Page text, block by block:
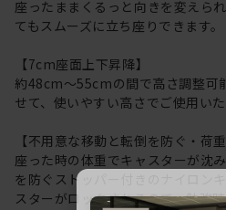
座ったままくるっと向きを変えら
てもスムーズに立ち座りできます。
【7cm座面上下昇降】
約48cm～55cmの間で高さ調整可
せて、使いやすい高さでご使用いた
【不用意な移動と転倒を防ぐ・荷
座った時の体重でキャスターが沈
を防ぐストッパー付きのナイロン
スターがロックされるので、勉強